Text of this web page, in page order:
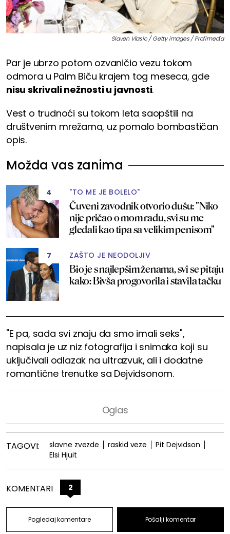
Slaven Vlasic / Getty images / Profimedia
Par je ubrzo potom ozvaničio vezu tokom
odmora u Palm Biču krajem tog meseca, gde
nisu skrivali nežnosti u javnosti.
Vest o trudnoći su tokom leta saopštili na
društvenim mrežama, uz pomalo bombastičan
opis.
Možda vas zanima
4 "TO ME JE BOLELO"
Čuveni zavodnik otvorio dušu: "Niko
nije pričao o mom radu, svi su me
gledali kao tipa sa velikim penisom"
7 ZAŠTO JE NEODOLJIV
Bio je s najlepšim ženama, svi se pitaju
kako: Bivša progovorila i stavila tačku
"E pa, sada svi znaju da smo imali seks",
napisala je uz niz fotografija i snimaka koji su
uključivali odlazak na ultrazvuk, ali i dodatne
romantične trenutke sa Dejvidsonom.
TAGOVI: slavne zvezde raskid veze
Pit Dejvidson
Elsi Hjuit
KOMENTARI 2
Pogledaj komentare Pošalji komentar